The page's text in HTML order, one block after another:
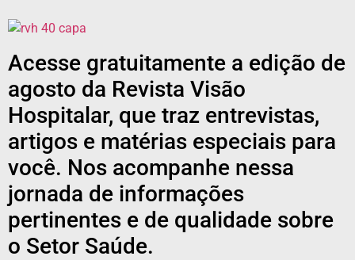
Acesse gratuitamente a edição de
agosto da Revista Visão
Hospitalar, que traz entrevistas,
artigos e matérias especiais para
você. Nos acompanhe nessa
jornada de informações
pertinentes e de qualidade sobre
o Setor Saúde.